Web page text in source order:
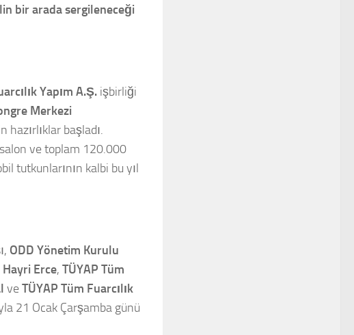
bir arada sergileneceği
Yapım A.Ş. işbirliği
Merkezi
hazırlıklar başladı.
ve toplam 120.000
tutkunlarının kalbi bu yıl
ODD Yönetim Kurulu
Erce, TÜYAP Tüm
veTÜYAP Tüm Fuarcılık
21 Ocak Çarşamba günü